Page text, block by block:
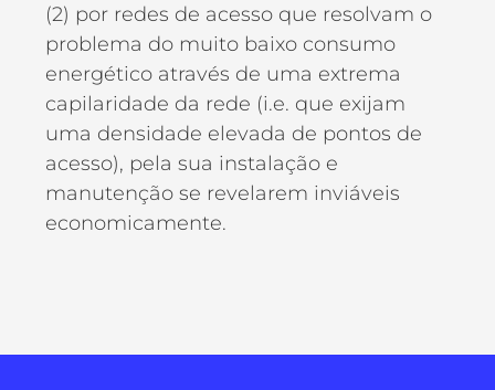
(2) por redes de acesso que resolvam o
problema do muito baixo consumo
energético através de uma extrema
capilaridade da rede (i.e. que exijam
uma densidade elevada de pontos de
acesso), pela sua instalação e
manutenção se revelarem inviáveis
economicamente.